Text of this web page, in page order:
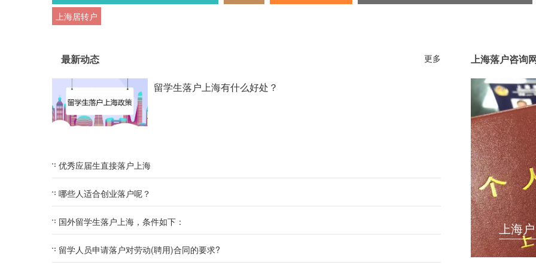
上海居转户
最新动态 更多
留学生落户上海有什么好处？
优秀应届生直接落户上海
哪些人适合创业落户呢？
国外留学生落户上海，条件如下：
留学人员申请落户对劳动(聘用)合同的要求?
上海落户咨询
上海